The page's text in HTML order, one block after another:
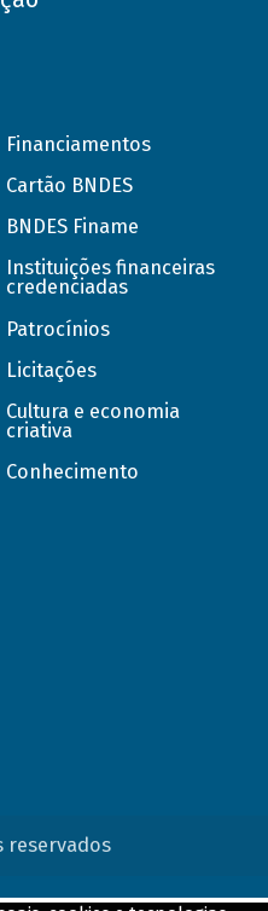
Financiamentos
Cartão BNDES
BNDES Finame
Instituições financeiras
credenciadas
Patrocínios
Licitações
Cultura e economia
criativa
Conhecimento
reservados